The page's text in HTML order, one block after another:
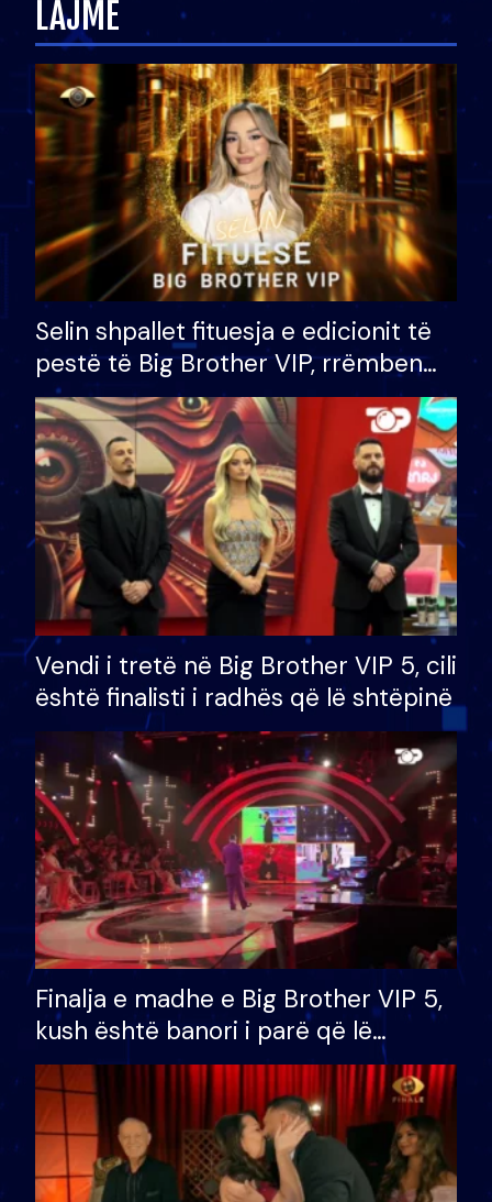
LAJME
Selin shpallet fituesja e edicionit të
pestë të Big Brother VIP, rrëmben
çmimin e madh prej 100 mijë eurosh
Vendi i tretë në Big Brother VIP 5, cili
është finalisti i radhës që lë shtëpinë
Finalja e madhe e Big Brother VIP 5,
kush është banori i parë që lë
shtëpinë dhe humb mundësinë për
të fituar çmimin e madh